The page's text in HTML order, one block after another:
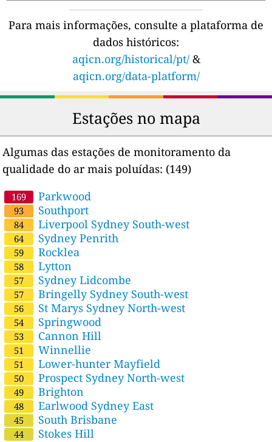
Para mais informações, consulte a plataforma de
dados históricos:
aqicn.org/historical/pt/&
aqicn.org/data-platform/
Estações no mapa
Algumas das estações de monitoramento da
qualidade do ar mais poluídas: (149)
169 Parkwood
93 Southport
84 Liverpool Sydney South-west
64 Sydney Penrith
59 Rocklea
58 Lytton
57 Sydney Lidcombe
57 Bringelly Sydney South-west
56 St Marys Sydney North-west
54 Springwood
53 Cannon Hill
51 Winnellie
51 Lower-hunter Mayfield
50 Prospect Sydney North-west
49 Brighton
48 Earlwood Sydney East
45 South Brisbane
44 Stokes Hill